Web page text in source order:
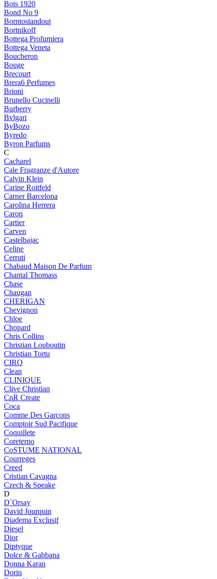
Bois 1920
Bond No 9
Borntostandout
Bortnikoff
Bottega Profumiera
Bottega Veneta
Boucheron
Bouge
Brecourt
Brera6 Perfumes
Brioni
Brunello Cucinelli
Burberry
Bvlgari
ByBozo
Byredo
Byron Parfums
C
Cacharel
Cale Fragranze d'Autore
Calvin Klein
Carine Roitfeld
Carner Barcelona
Carolina Herrera
Caron
Cartier
Carven
Castelbajac
Celine
Cerruti
Chabaud Maison De Parfum
Chantal Thomass
Chase
Chaugan
CHERIGAN
Chevignon
Chloe
Chopard
Chris Collins
Christian Louboutin
Christian Tortu
CIRO
Clean
CLINIQUE
Clive Christian
CnR Create
Coca
Comme Des Garcons
Comptoir Sud Pacifique
Coquillete
Coreterno
CoSTUME NATIONAL
Courreges
Creed
Cristian Cavagna
Czech & Speake
D
D`Orsay
David Jourquin
Diadema Exclusif
Diesel
Dior
Diptyque
Dolce & Gabbana
Donna Karan
Dorin